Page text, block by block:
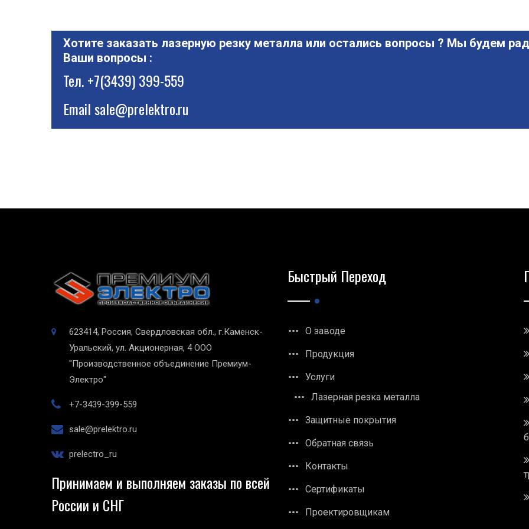
Хотите заказать лазерную резку металла или остались вопросы ? Мы будем
Ваши вопросы :
Тел.+7(3439) 399-559
Emailsale@prelektro.ru
623414, Россия, Свердловская обл., г.Каменск-
Уральский, ул. Акционерная, 4 ООО
"Производственное объединение Премиум-
Электро"
+7-3439-399-559
sale@prelektro.ru
prelectro_ru
Принимаем и выполняем заказы по всей
России и СНГ
Быстрый Переход
О заводе
Продукция
Услуги
Лазерная резка металла
Защитные покрытия
Обратная связь
Контакты
Сертификаты
Проектировщикам